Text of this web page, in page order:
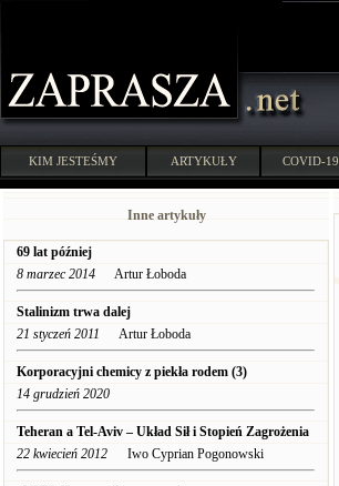
KIM JESTEŚMY ARTYKUŁY COVID-19
Inne artykuły
69 lat później
8 marzec 2014 Artur Łoboda
Stalinizm trwa dalej
21 styczeń 2011 Artur Łoboda
Korporacyjni chemicy z piekła rodem (3)
14 grudzień 2020
Teheran a Tel-Aviv – Układ Sił i Stopień Zagrożenia
22 kwiecień 2012 Iwo Cyprian Pogonowski